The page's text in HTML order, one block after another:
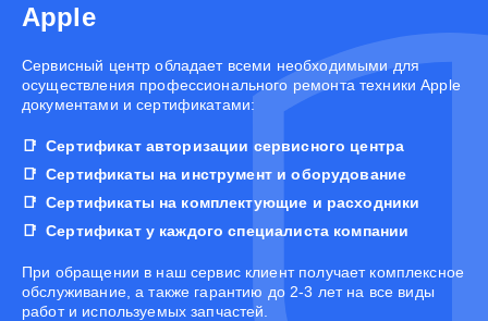
Apple
Cервисный центр обладает всеми необходимыми для
осуществления профессионального ремонта техники Apple
документами и сертификатами:
Сертификат авторизации сервисного центра
Сертификаты на инструмент и оборудование
Сертификаты на комплектующие и расходники
Сертификат у каждого специалиста компании
При обращении в наш сервис клиент получает комплексное
обслуживание, а также гарантию до 2-3 лет на все виды
работ и используемых запчастей.